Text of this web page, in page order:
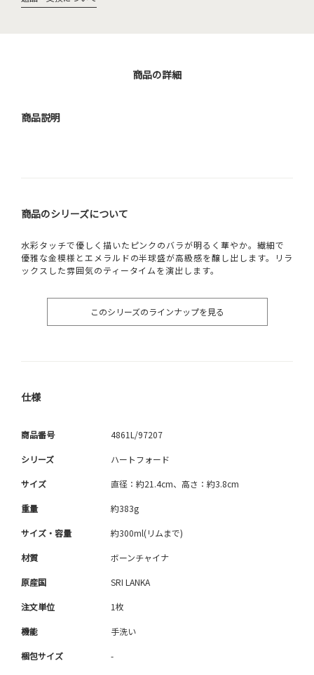
商品の詳細
商品説明
商品のシリーズについて
水彩タッチで優しく描いたピンクのバラが明るく華やか。繊細で
優雅な金模様とエメラルドの半球盛が高級感を醸し出します。リラ
ックスした雰囲気のティータイムを演出します。
このシリーズのラインナップを見る
仕様
商品番号 4861L/97207
シリーズ ハートフォード
サイズ 直径：約21.4cm、高さ：約3.8cm
重量 約383g
サイズ・容量 約300ml(リムまで)
材質 ボーンチャイナ
原産国 SRI LANKA
注文単位 1枚
機能 手洗い
梱包サイズ -